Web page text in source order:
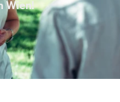
Wien!